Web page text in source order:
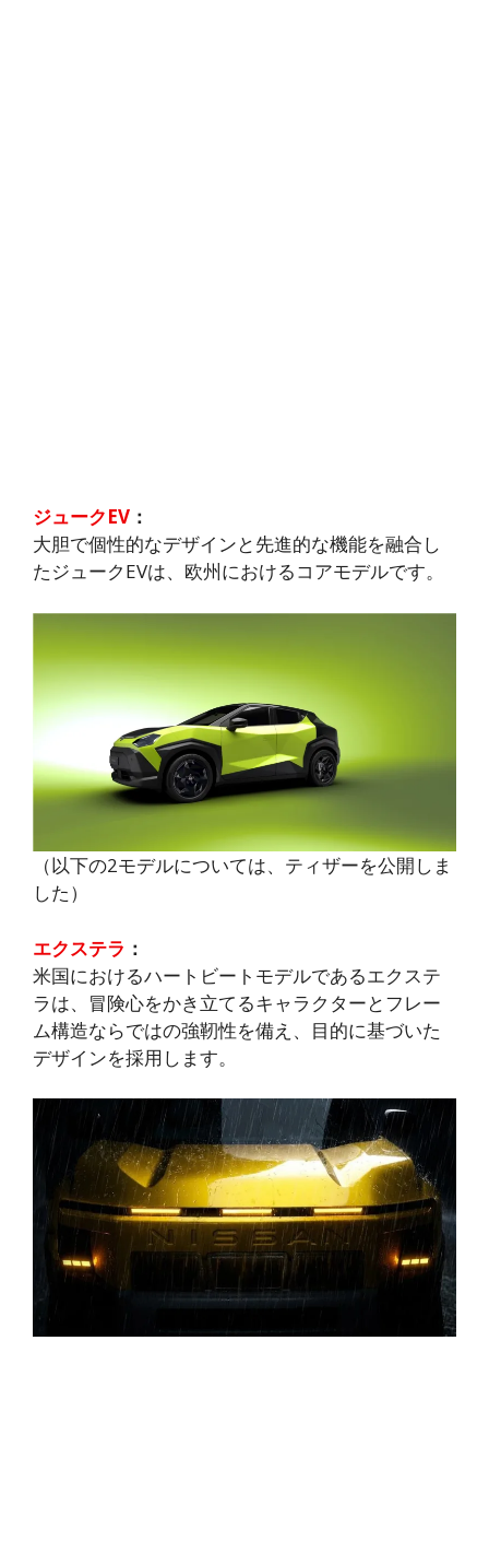
ジュークEV ：
大胆で個性的なデザインと先進的な機能を融合し
たジュークEVは、欧州におけるコアモデルです。
（以下の2モデルについては、ティザーを公開しま
した）
エクステラ ：
米国におけるハートビートモデルであるエクステ
ラは、冒険心をかき立てるキャラクターとフレー
ム構造ならではの強靭性を備え、目的に基づいた
デザインを採用します。